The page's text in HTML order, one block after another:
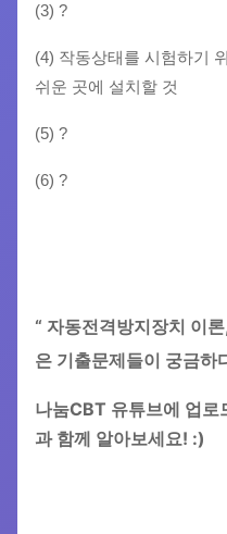
(3) ?
(4) 작동상태를 시험하기
쉬운 곳에 설치할 것
(5) ?
(6) ?
“ 자동전격방지장치 이
은 기출문제들이 궁금하
나눔CBT 유튜브에 업로
과 함께 알아보세요! :)